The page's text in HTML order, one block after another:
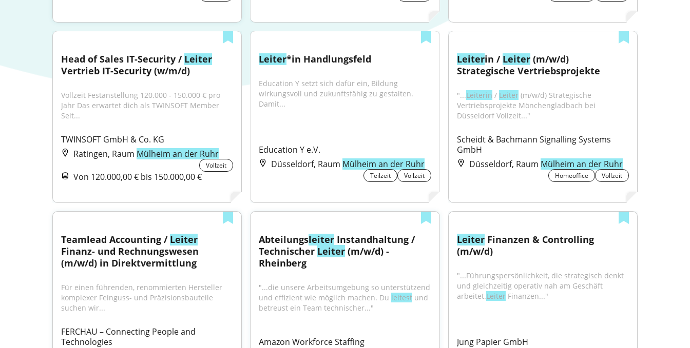
Head of Sales IT-Security / Leiter
Vertrieb IT-Security (w/m/d)
Vollzeit Festanstellung 120.000 - 150.000 € pro
Jahr Das erwartet dich als TWINSOFT Member
Seit...
TWINSOFT GmbH & Co. KG
Ratingen, Raum Mülheim an der Ruhr
Vollzeit
Von 120.000,00 € bis 150.000,00 €
Leiter*in Handlungsfeld
Education Y setzt sich dafür ein, Bildung
wirkungsvoll und zukunftsfähig zu gestalten.
Damit...
Education Y e.V.
Düsseldorf, Raum Mülheim an der Ruhr
Teilzeit Vollzeit
Leiterin / Leiter (m/w/d)
Strategische Vertriebsprojekte
"...Leiterin / Leiter (m/w/d) Strategische
Vertriebsprojekte Mönchengladbach bei
Düsseldorf Vollzeit..."
Scheidt & Bachmann Signalling Systems
GmbH
Düsseldorf, Raum Mülheim an der Ruhr
Homeoffice Vollzeit
Teamlead Accounting / Leiter
Finanz- und Rechnungswesen
(m/w/d) in Direktvermittlung
Für einen führenden, renommierten Hersteller
komplexer Feinguss- und Präzisionsbauteile
suchen wir...
FERCHAU – Connecting People and
Technologies
Abteilungsleiter Instandhaltung /
Technischer Leiter (m/w/d) -
Rheinberg
"...die unsere Arbeitsumgebung so unterstützend
und effizient wie möglich machen. Du leitest und
betreust ein Team technischer..."
Amazon Workforce Staffing
Leiter Finanzen & Controlling
(m/w/d)
"...Führungspersönlichkeit, die strategisch denkt
und gleichzeitig operativ nah am Geschäft
arbeitet.Leiter Finanzen..."
Jung Papier GmbH